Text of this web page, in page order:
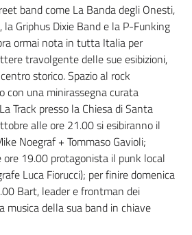
band come La Banda degli Onesti,
la Griphus Dixie Band e la P-Funking
ormai nota in tutta Italia per
travolgente delle sue esibizioni,
storico. Spazio al rock
con una minirassegna curata
Track presso la Chiesa di Santa
alle ore 21.00 si esibiranno il
Noegraf + Tommaso Gavioli;
19.00 protagonista il punk local
Luca Fiorucci); per finire domenica
Bart, leader e frontman dei
musica della sua band in chiave